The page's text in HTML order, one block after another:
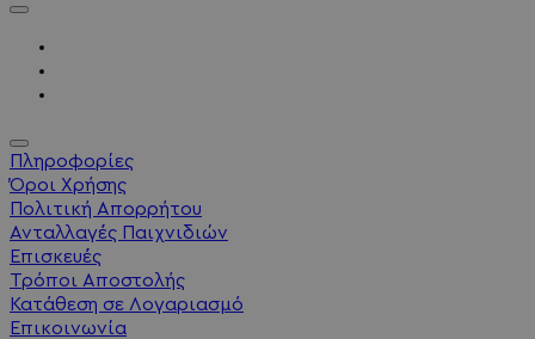
Πληροφορίες
Όροι Χρήσης
Πολιτική Απορρήτου
Ανταλλαγές Παιχνιδιών
Επισκευές
Τρόποι Αποστολής
Κατάθεση σε Λογαριασμό
Επικοινωνία